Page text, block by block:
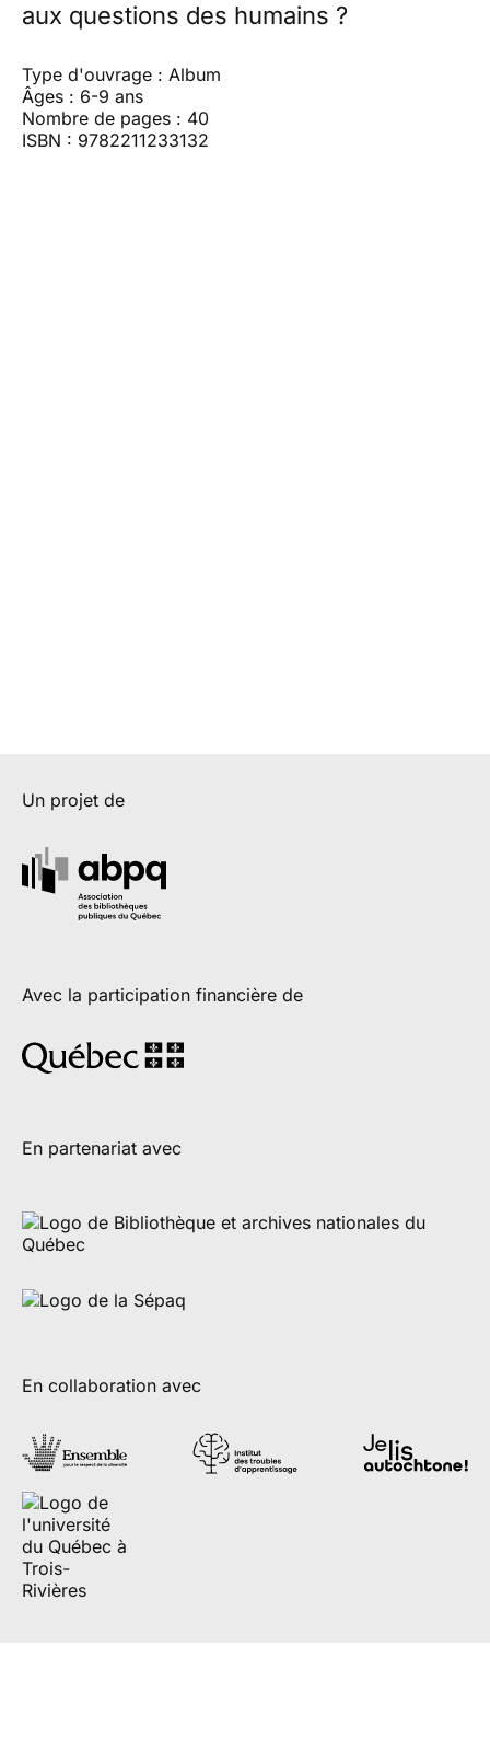
aux questions des humains ?
Type d'ouvrage : Album
Âges : 6-9 ans
Nombre de pages : 40
ISBN : 9782211233132
Un projet de
Avec la participation financière de
En partenariat avec
En collaboration avec